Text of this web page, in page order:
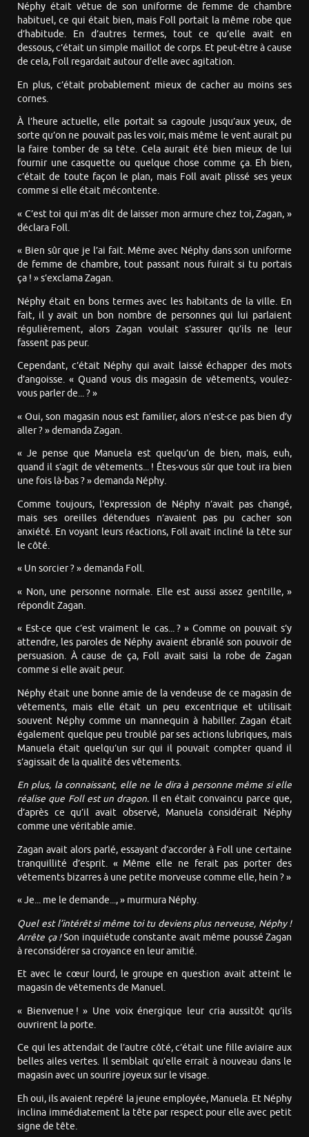
Néphy était vêtue de son uniforme de femme de chambre
habituel, ce qui était bien, mais Foll portait la même robe que
d’habitude. En d’autres termes, tout ce qu’elle avait en
dessous, c’était un simple maillot de corps. Et peut-être à cause
de cela, Foll regardait autour d’elle avec agitation.
En plus, c’était probablement mieux de cacher au moins ses
cornes.
À l’heure actuelle, elle portait sa cagoule jusqu’aux yeux, de
sorte qu’on ne pouvait pas les voir, mais même le vent aurait pu
la faire tomber de sa tête. Cela aurait été bien mieux de lui
fournir une casquette ou quelque chose comme ça. Eh bien,
c’était de toute façon le plan, mais Foll avait plissé ses yeux
comme si elle était mécontente.
« C’est toi qui m’as dit de laisser mon armure chez toi, Zagan, »
déclara Foll.
« Bien sûr que je l’ai fait. Même avec Néphy dans son uniforme
de femme de chambre, tout passant nous fuirait si tu portais
ça ! » s’exclama Zagan.
Néphy était en bons termes avec les habitants de la ville. En
fait, il y avait un bon nombre de personnes qui lui parlaient
régulièrement, alors Zagan voulait s’assurer qu’ils ne leur
fassent pas peur.
Cependant, c’était Néphy qui avait laissé échapper des mots
d’angoisse. « Quand vous dis magasin de vêtements, voulez-
vous parler de... ? »
« Oui, son magasin nous est familier, alors n’est-ce pas bien d’y
aller ? » demanda Zagan.
« Je pense que Manuela est quelqu’un de bien, mais, euh,
quand il s’agit de vêtements... ! Êtes-vous sûr que tout ira bien
une fois là-bas ? » demanda Néphy.
Comme toujours, l’expression de Néphy n’avait pas changé,
mais ses oreilles détendues n’avaient pas pu cacher son
anxiété. En voyant leurs réactions, Foll avait incliné la tête sur
le côté.
« Un sorcier ? » demanda Foll.
« Non, une personne normale. Elle est aussi assez gentille, »
répondit Zagan.
« Est-ce que c’est vraiment le cas... ? » Comme on pouvait s’y
attendre, les paroles de Néphy avaient ébranlé son pouvoir de
persuasion. À cause de ça, Foll avait saisi la robe de Zagan
comme si elle avait peur.
Néphy était une bonne amie de la vendeuse de ce magasin de
vêtements, mais elle était un peu excentrique et utilisait
souvent Néphy comme un mannequin à habiller. Zagan était
également quelque peu troublé par ses actions lubriques, mais
Manuela était quelqu’un sur qui il pouvait compter quand il
s’agissait de la qualité des vêtements.
En plus, la connaissant, elle ne le dira à personne même si elle
réalise que Foll est un dragon. Il en était convaincu parce que,
d’après ce qu’il avait observé, Manuela considérait Néphy
comme une véritable amie.
Zagan avait alors parlé, essayant d’accorder à Foll une certaine
tranquillité d’esprit. « Même elle ne ferait pas porter des
vêtements bizarres à une petite morveuse comme elle, hein ? »
« Je... me le demande..., » murmura Néphy.
Quel est l’intérêt si même toi tu deviens plus nerveuse, Néphy !
Arrête ça !Son inquiétude constante avait même poussé Zagan
à reconsidérer sa croyance en leur amitié.
Et avec le cœur lourd, le groupe en question avait atteint le
magasin de vêtements de Manuel.
« Bienvenue ! » Une voix énergique leur cria aussitôt qu’ils
ouvrirent la porte.
Ce qui les attendait de l’autre côté, c’était une fille aviaire aux
belles ailes vertes. Il semblait qu’elle errait à nouveau dans le
magasin avec un sourire joyeux sur le visage.
Eh oui, ils avaient repéré la jeune employée, Manuela. Et Néphy
inclina immédiatement la tête par respect pour elle avec petit
signe de tête.